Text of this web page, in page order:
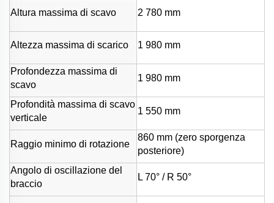
Altura massima di scavo 2 780 mm
Altezza massima di scarico 1 980 mm
Profondezza massima di
scavo
1 980 mm
Profondità massima di scavo
verticale
1 550 mm
Raggio minimo di rotazione
860 mm (zero sporgenza
posteriore)
Angolo di oscillazione del
braccio
L 70° / R 50°